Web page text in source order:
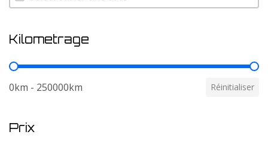
Kilometrage
Kilometrage
0km - 250000km Réinitialiser
Prix